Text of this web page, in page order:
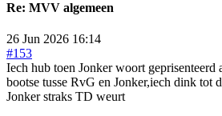
Re: MVV algemeen
26 Jun 2026 16:14
#153
Iech hub toen Jonker woort geprisenteerd
bootse tusse RvG en Jonker,iech dink tot
Jonker straks TD weurt